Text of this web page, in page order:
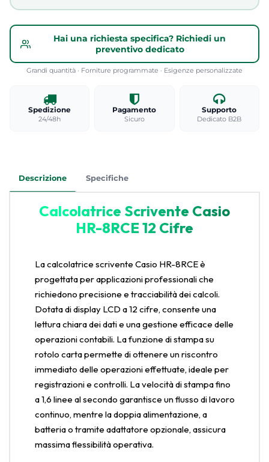
Hai una richiesta specifica? Richiedi un
preventivo dedicato
Grandi quantità · Forniture programmate · Esigenze personalizzate
Spedizione
24/48h
Pagamento
Sicuro
Supporto
Dedicato B2B
Descrizione Specifiche
Calcolatrice Scrivente Casio
HR-8RCE 12 Cifre
La calcolatrice scrivente Casio HR-8RCE è
progettata per applicazioni professionali che
richiedono precisione e tracciabilità dei calcoli.
Dotata di display LCD a 12 cifre, consente una
lettura chiara dei dati e una gestione efficace delle
operazioni contabili. La funzione di stampa su
rotolo carta permette di ottenere un riscontro
immediato delle operazioni effettuate, ideale per
registrazioni e controlli. La velocità di stampa fino
a 1,6 linee al secondo garantisce un flusso di lavoro
continuo, mentre la doppia alimentazione, a
batteria o tramite adattatore opzionale, assicura
massima flessibilità operativa.